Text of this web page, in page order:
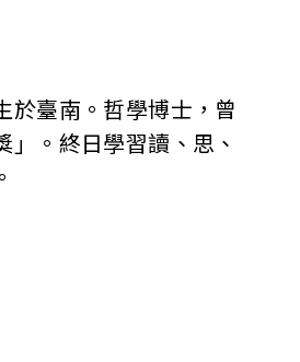
臺南。哲學博士，曾
」。終日學習讀、思、